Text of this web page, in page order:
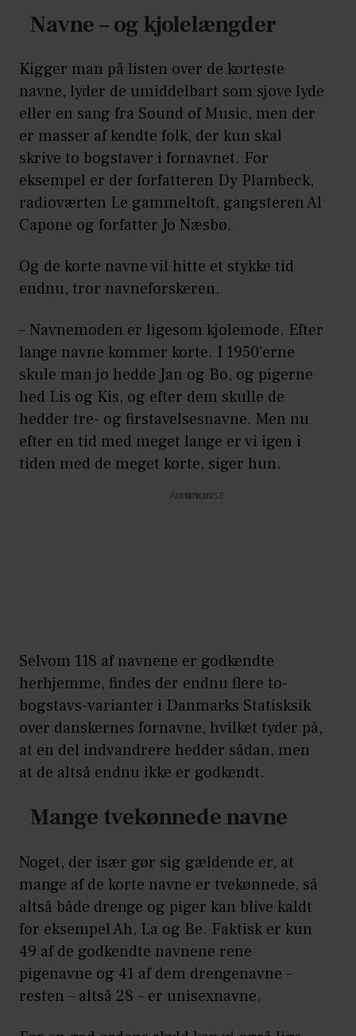
Navne – og kjolelængder
Kigger man på listen over de korteste
navne, lyder de umiddelbart som sjove lyde
eller en sang fra Sound of Music, men der
er masser af kendte folk, der kun skal
skrive to bogstaver i fornavnet. For
eksempel er der forfatteren Dy Plambeck,
radioværten Le gammeltoft, gangsteren Al
Capone og forfatter Jo Næsbø.
Og de korte navne vil hitte et stykke tid
endnu, tror navneforskeren.
– Navnemoden er ligesom kjolemode. Efter
lange navne kommer korte. I 1950’erne
skule man jo hedde Jan og Bo, og pigerne
hed Lis og Kis, og efter dem skulle de
hedder tre- og firstavelsesnavne. Men nu
efter en tid med meget lange er vi igen i
tiden med de meget korte, siger hun.
Annonce
Selvom 118 af navnene er godkendte
herhjemme, findes der endnu flere to-
bogstavs-varianter i Danmarks Statisksik
over danskernes fornavne, hvilket tyder på,
at en del indvandrere hedder sådan, men
at de altså endnu ikke er godkendt.
Mange tvekønnede navne
Noget, der især gør sig gældende er, at
mange af de korte navne er tvekønnede, så
altså både drenge og piger kan blive kaldt
for eksempel Ah, La og Be. Faktisk er kun
49 af de godkendte navnene rene
pigenavne og 41 af dem drengenavne –
resten – altså 28 – er unisexnavne.